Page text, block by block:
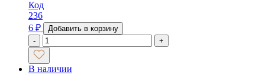
Код
236
6 ₽
Добавить в корзину
-
+
В наличии